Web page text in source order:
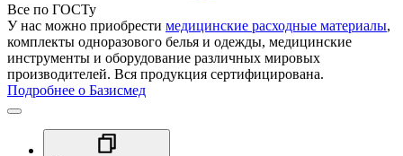
Все по ГОСТу
У нас можно приобрести медицинские расходные материалы,
комплекты одноразового белья и одежды, медицинские
инструменты и оборудование различных мировых
производителей. Вся продукция сертифицирована.
Подробнее о Базисмед